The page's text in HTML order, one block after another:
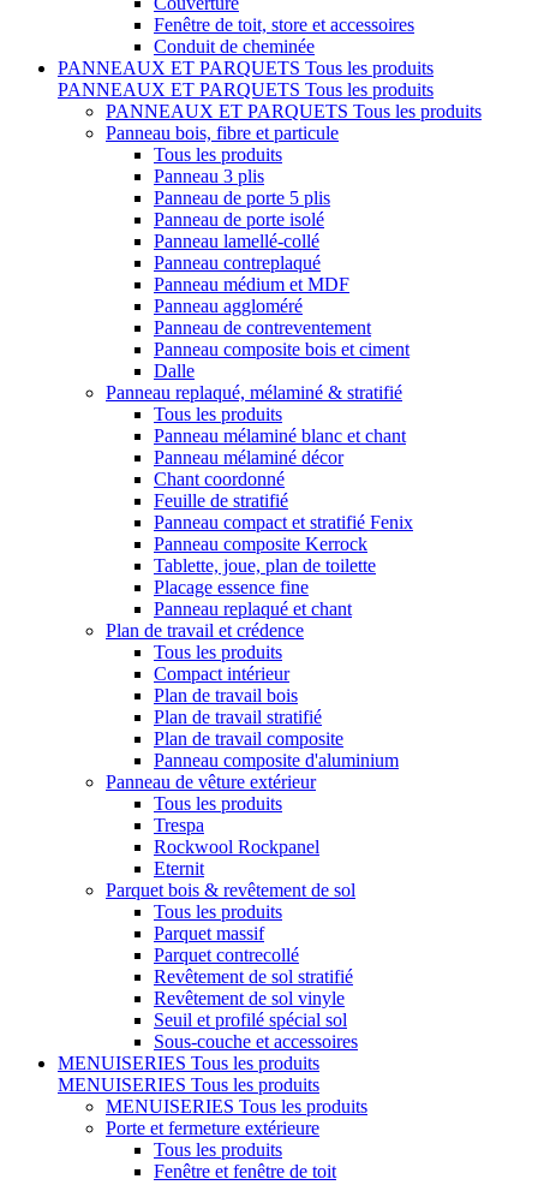
Fenêtre de toit, store et accessoires
Conduit de cheminée
PANNEAUX ET PARQUETS Tous les produits
PANNEAUX ET PARQUETS Tous les produits
PANNEAUX ET PARQUETS Tous les produits
Panneau bois, fibre et particule
Tous les produits
Panneau 3 plis
Panneau de porte 5 plis
Panneau de porte isolé
Panneau lamellé-collé
Panneau contreplaqué
Panneau médium et MDF
Panneau aggloméré
Panneau de contreventement
Panneau composite bois et ciment
Dalle
Panneau replaqué, mélaminé & stratifié
Tous les produits
Panneau mélaminé blanc et chant
Panneau mélaminé décor
Chant coordonné
Feuille de stratifié
Panneau compact et stratifié Fenix
Panneau composite Kerrock
Tablette, joue, plan de toilette
Placage essence fine
Panneau replaqué et chant
Plan de travail et crédence
Tous les produits
Compact intérieur
Plan de travail bois
Plan de travail stratifié
Plan de travail composite
Panneau composite d'aluminium
Panneau de vêture extérieur
Tous les produits
Trespa
Rockwool Rockpanel
Eternit
Parquet bois & revêtement de sol
Tous les produits
Parquet massif
Parquet contrecollé
Revêtement de sol stratifié
Revêtement de sol vinyle
Seuil et profilé spécial sol
Sous-couche et accessoires
MENUISERIES Tous les produits
MENUISERIES Tous les produits
MENUISERIES Tous les produits
Porte et fermeture extérieure
Tous les produits
Fenêtre et fenêtre de toit